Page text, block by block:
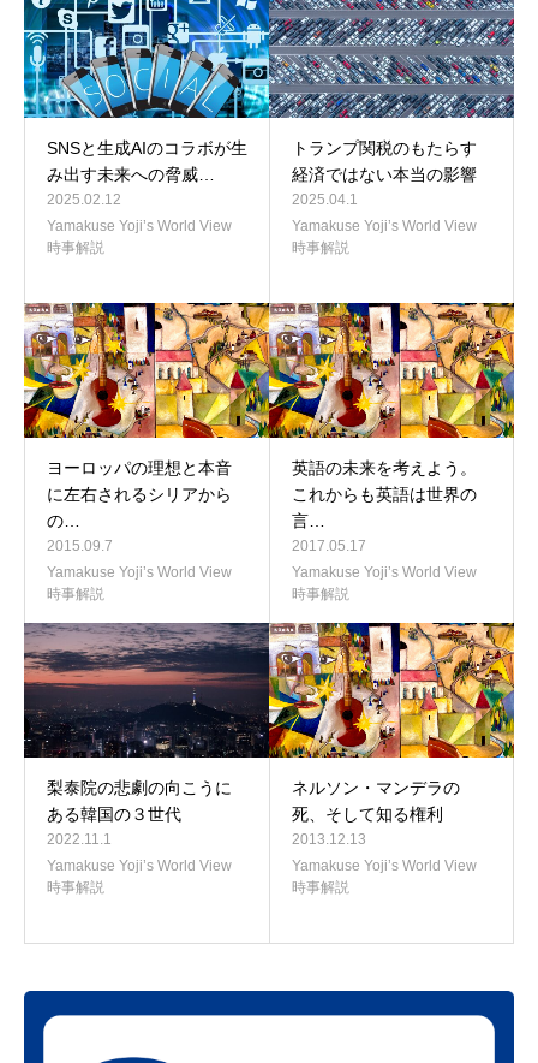
SNSと生成AIのコラボが生
み出す未来への脅威…
2025.02.12
Yamakuse Yoji’s World View
時事解説
トランプ関税のもたらす
経済ではない本当の影響
2025.04.1
Yamakuse Yoji’s World View
時事解説
ヨーロッパの理想と本音
に左右されるシリアから
の…
2015.09.7
Yamakuse Yoji’s World View
時事解説
英語の未来を考えよう。
これからも英語は世界の
言…
2017.05.17
Yamakuse Yoji’s World View
時事解説
梨泰院の悲劇の向こうに
ある韓国の３世代
2022.11.1
Yamakuse Yoji’s World View
時事解説
ネルソン・マンデラの
死、そして知る権利
2013.12.13
Yamakuse Yoji’s World View
時事解説